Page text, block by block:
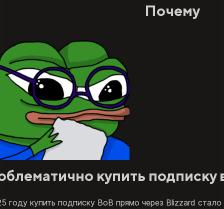
Почему
купить подписку
году купить подписку ВоВ прямо через Blizzard стало